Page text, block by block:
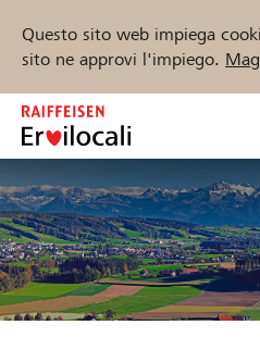
Questo sito web impiega
sito ne approvi l'impiego.
Zum
Inhalt
springen
Trova progetti e organizzazioni
Inizia